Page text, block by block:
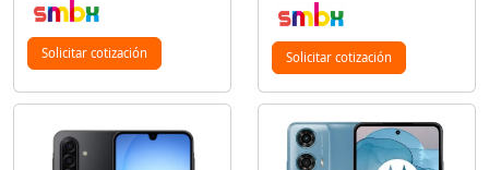
Solicitar cotización Solicitar cotización